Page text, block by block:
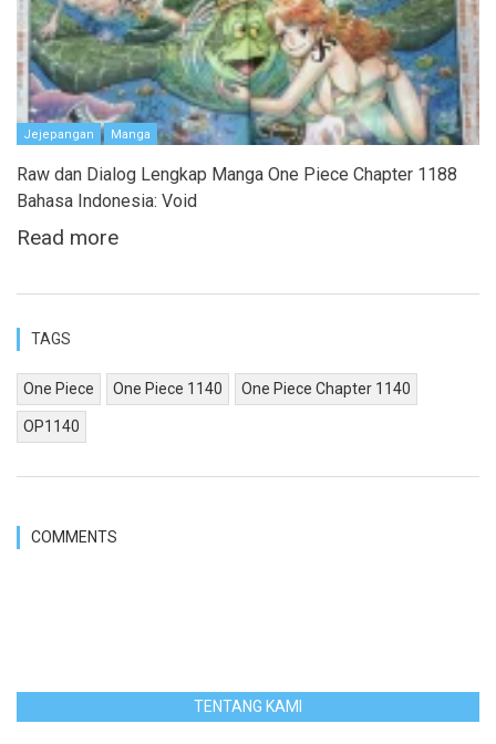
Jejepangan Manga
Raw dan Dialog Lengkap Manga One Piece Chapter 1188
Bahasa Indonesia: Void
Read more
TAGS
One Piece One Piece 1140 One Piece Chapter 1140
OP1140
COMMENTS
TENTANG KAMI